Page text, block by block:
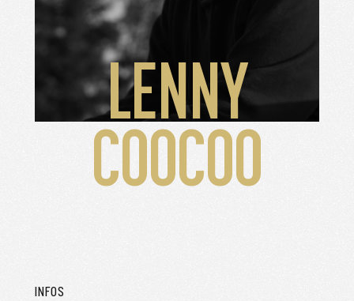
LENNY
COOCOO
INFOS